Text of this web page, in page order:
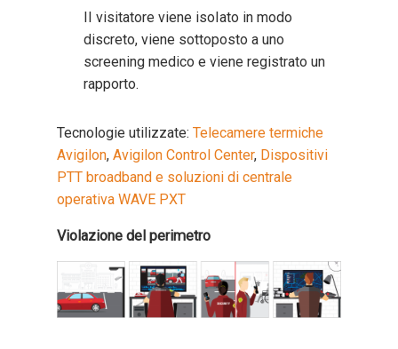
II visitatore viene isoIato in modo
discreto, viene sottoposto a uno
screening medico e viene registrato un
rapporto.
Tecnologie utilizzate: Telecamere termiche
Avigilon, Avigilon Control Center, Dispositivi
PTT broadband e soluzioni di centrale
operativa WAVE PXT
Violazione del perimetro